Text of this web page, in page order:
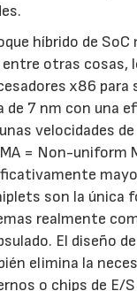
híbrido de
otras cosas,
x86 para
de 7 nm con una
velocidades
= Non-uniform
son la única
realmente
El diseño
elimina la
o chips de E/S